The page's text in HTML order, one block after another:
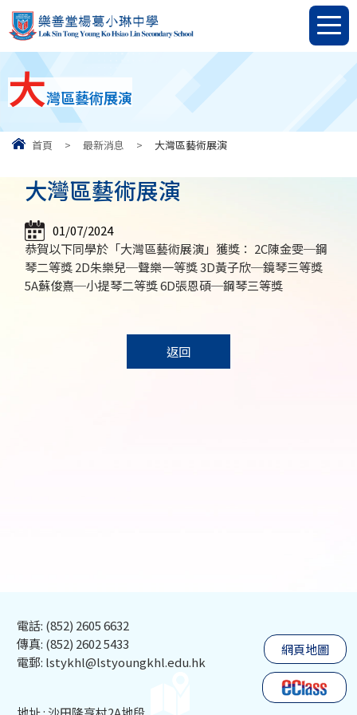
大灣區藝術展演
首頁 > 最新消息 > 大灣區藝術展演
大灣區藝術展演
01/07/2024
恭賀以下同學於「大灣區藝術展演」獲獎： 2C陳金雯─鋼
琴二等獎 2D朱樂兒─聲樂一等獎 3D黃子欣─鏡琴三等獎
5A蘇俊熹─小提琴二等獎 6D張恩碩─鋼琴三等獎
返回
電話: (852) 2605 6632
傳真: (852) 2602 5433
電郵: lstykhl@lstyoungkhl.edu.hk
網頁地圖